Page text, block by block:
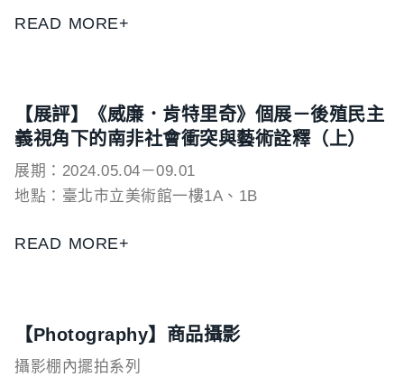
READ MORE+
【展評】《威廉．肯特里奇》個展－後殖民主
義視角下的南非社會衝突與藝術詮釋（上）
展期：2024.05.04－09.01
地點：臺北市立美術館一樓1A、1B
READ MORE+
【Photography】商品攝影
攝影棚內擺拍系列